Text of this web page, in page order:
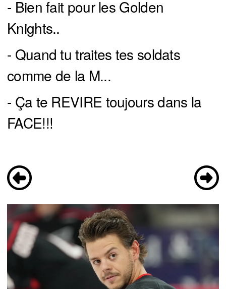
- Bien fait pour les Golden
Knights..
- Quand tu traites tes soldats
comme de la M...
- Ça te REVIRE toujours dans la
FACE!!!